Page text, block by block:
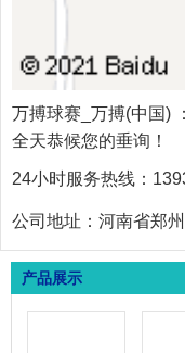
万搏球赛_万搏(中国)
全天恭候您的垂询！
24小时服务热线：
公司地址： 河南省郑
产品展示